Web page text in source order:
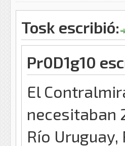
Tosk escribió:
Pr0D1g10
El
necesitaban
Río